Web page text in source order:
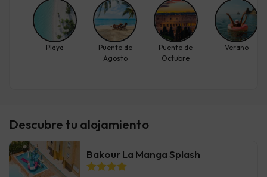
Descubre tu alojamiento
Bakour La Manga Splash
Playa
Puente de
Agosto
Puente de
Octubre
Verano